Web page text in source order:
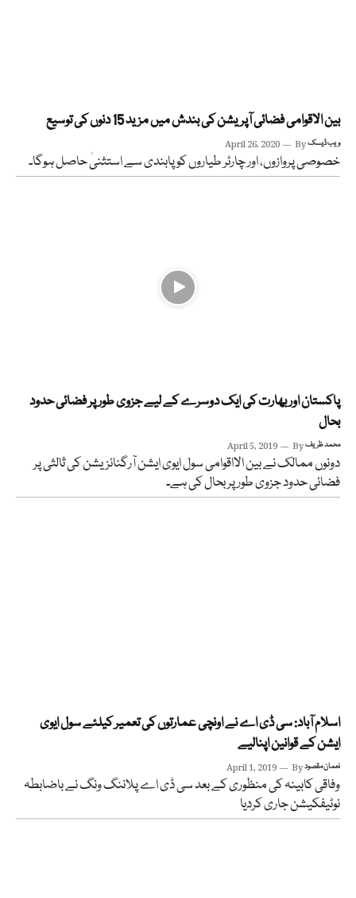
بین الاقوامی فضائی آپریشن کی بندش میں مزید 15 دنوں کی توسیع
April 26, 2020 Byویب ڈیسک
خصوصی پروازوں، اور چارٹر طیاروں کو پابندی سے استثنیٰ حاصل ہوگا۔
پاکستان اور بھارت کی ایک دوسرے کے لیے جزوی طور پر فضائی حدود
بحال
April 5, 2019 Byمحمد ظریف
دونوں ممالک نے بین الااقوامی سول ایوی ایشن آرگنائزیشن کی ثالثی پر
فضائی حدود جزوی طور پر بحال کی ہے۔
اسلام آباد: سی ڈی اے نے اونچی عمارتوں کی تعمیر کیلئے سول ایوی
ایشن کے قوانین اپنالیے
April 1, 2019 Byنعمان مقصود
وفاقی کابینہ کی منظوری کے بعد سی ڈی اے پلاننگ ونگ نے باضابطہ
نوٹیفکیشن جاری کردیا